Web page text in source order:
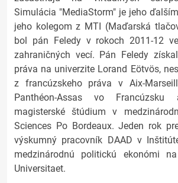
Simulácia "MediaStorm" je jeho
jeho kolegom z MTI (Maďarská
bol pán Feledy v rokoch 2011-12
zahraničných vecí. Pán Feledy
práva na univerzite Lorand Eötvös,
z francúzskeho práva v Aix-
Panthéon-Assas vo
magisterské štúdium v
Sciences Po Bordeaux. Jeden rok
výskumný pracovník DAAD v
medzinárodnú politickú ekonómi
Universitaet.